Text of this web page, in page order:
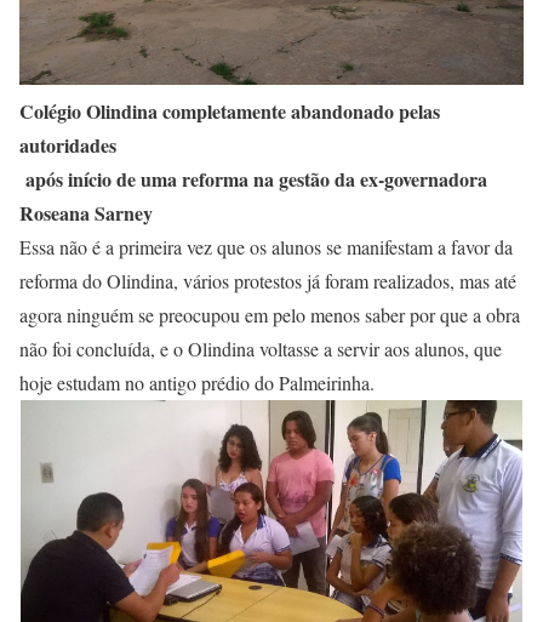
Colégio Olindina completamente abandonado pelas
autoridades
após início de uma reforma na gestão da ex-governadora
Roseana Sarney
Essa não é a primeira vez que os alunos se manifestam a favor da
reforma do Olindina, vários protestos já foram realizados, mas até
agora ninguém se preocupou em pelo menos saber por que a obra
não foi concluída, e o Olindina voltasse a servir aos alunos, que
hoje estudam no antigo prédio do Palmeirinha.